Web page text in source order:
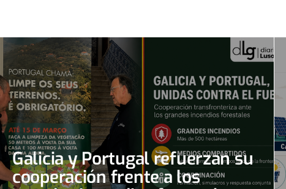
Galicia y Portugal refuerzan su
cooperación frente a los